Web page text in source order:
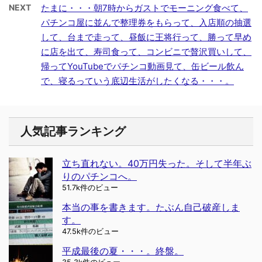
NEXT
たまに・・・朝7時からガストでモーニング食べて、
パチンコ屋に並んで整理券をもらって、入店順の抽選
して、台まで走って、昼飯に王将行って、勝って早め
に店を出て、寿司食って、コンビニで贅沢買いして、
帰ってYouTubeでパチンコ動画見て、缶ビール飲ん
で、寝るっていう底辺生活がしたくなる・・・。
人気記事ランキング
立ち直れない。40万円失った。そして半年ぶ
りのパチンコへ。
51.7k件のビュー
本当の事を書きます。たぶん自己破産しま
す。
47.5k件のビュー
平成最後の夏・・・。終盤。